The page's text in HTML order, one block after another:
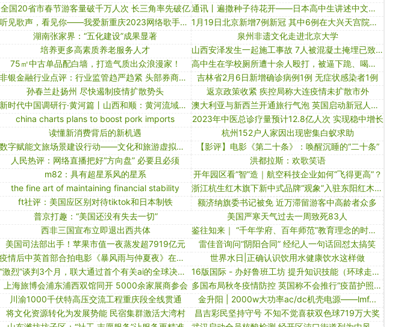
全国20省市春节游客量破千万人次 长三角率先破亿
通讯丨遍撒种子待花开——日本高中生讲述中文的魅力
听见歌声，看见你——我爱新重庆2023网络歌手大赛启动
1月19日北京新增7例新冠 其中6例在大兴天宫院融汇社区
湖南张家界：“五化建设”成果显著
泉州非遗文化走进北京大学
培养更多高素质养老服务人才
山西安泽发生一起施工事故 7人被混凝土掩埋已致3人遇难
75㎡中古单品配白墙，打造气质出众浪漫家！
高中生在学校厕所遭十余人殴打，被逼下跪、喝尿？家长：警方仅确定3名打人者且未执行处罚
非银金融行业点评：行业监管趋严趋紧 头部券商持续受益
吉林省2月6日新增确诊病例1例 无症状感染者1例
孙春兰赴扬州 尽快遏制疫情扩散势头
返京政策收紧 疾控局称大连疫情未扩散市外
新时代中国调研行·黄河篇丨山西和顺：黄河流域脱贫县里长出“小巨人”
澳大利亚与新西兰开通旅行气泡 英国启动新冠人体攻毒｜大流行手记（4月20日）
china charts plans to boost pork imports
2023年中医总诊疗量预计12.8亿人次 实现稳中增长
读懂新消费背后的新机遇
杭州152户人家因出现密集白蚁求助
数字赋能文旅场景建设行动——文化和旅游虚拟现实应用推广交流活动举行
【影评】电影《第二十条》：唤醒沉睡的“二十条”
人民热评：网络直播把好“方向盘” 必要且必须
洪都拉斯：欢歌笑语
m82：具有超星系风的星系
开年园区看“智”造｜航空科技企业如何“飞得更高”？
the fine art of maintaining financial stability
浙江杭生红木旗下新中式品牌“观象”入驻东阳红木家具市场
ft社评：美国应区别对待tiktok和日本制铁
额济纳旗委书记被免 近万滞留游客中高龄者众多
普京打趣：“美国还没有失去一切”
美国严寒天气过去一周致死83人
西非三国宣布立即退出西共体
鉴往知来｜ “千年学府、百年师范”教育理念的时代启示
美国司法部出手！苹果市值一夜蒸发超7919亿元
雷佳音询问“阴阳合同” 经纪人一句话回怼太搞笑
疫情后中英首部合拍电影《暴风雨与仲夏夜》在英杀青
世界水日|正确认识饮用水健康饮水这样做
“激烈”谈判3个月，联大通过首个有关ai的全球决议草案
16版国际 - 办好鲁班工坊 提升知识技能（环球走笔）
上海旅博会浦东浦西双馆同开 5000余家展商参会
多国布局秋冬疫情防控 英国称不会推行“疫苗护照”｜大流行手记（9月12日）
川渝1000千伏特高压交流工程重庆段全线贯通
金升阳 | 2000w大功率ac/dc机壳电源——lmf...
将文化资源转化为发展势能 民宿集群激活大湾村
昌吉彩民坚持守号 不知不觉喜获双色球719万大奖